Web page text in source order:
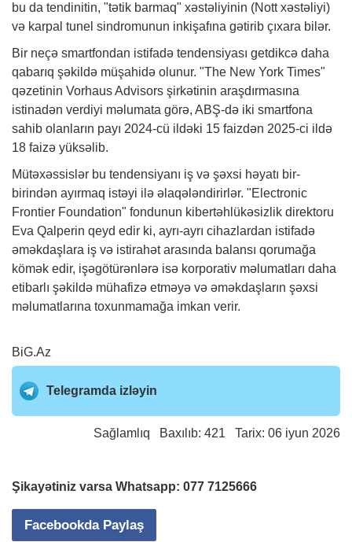
bu da tendinitin, "tətik barmaq" xəstəliyinin (Nott xəstəliyi)
və karpal tunel sindromunun inkişafına gətirib çıxara bilər.
Bir neçə smartfondan istifadə tendensiyası getdikcə daha
qabarıq şəkildə müşahidə olunur. "The New York Times"
qəzetinin Vorhaus Advisors şirkətinin araşdırmasına
istinadən verdiyi məlumata görə, ABŞ-də iki smartfona
sahib olanların payı 2024-cü ildəki 15 faizdən 2025-ci ildə
18 faizə yüksəlib.
Mütəxəssislər bu tendensiyanı iş və şəxsi həyatı bir-
birindən ayırmaq istəyi ilə əlaqələndirirlər. "Electronic
Frontier Foundation" fondunun kibertəhlükəsizlik direktoru
Eva Qalperin qeyd edir ki, ayrı-ayrı cihazlardan istifadə
əməkdaşlara iş və istirahət arasında balansı qorumağa
kömək edir, işəgötürənlərə isə korporativ məlumatları daha
etibarlı şəkildə mühafizə etməyə və əməkdaşların şəxsi
məlumatlarına toxunmamağa imkan verir.
BiG.Az
Telegramda izləyin
Sağlamlıq Baxılıb: 421 Tarix: 06 iyun 2026
Şikayətiniz varsa Whatsapp: 077 7125666
Facebookda Paylaş